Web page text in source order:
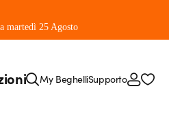
martedì 25 Agosto
My BeghelliSupporto